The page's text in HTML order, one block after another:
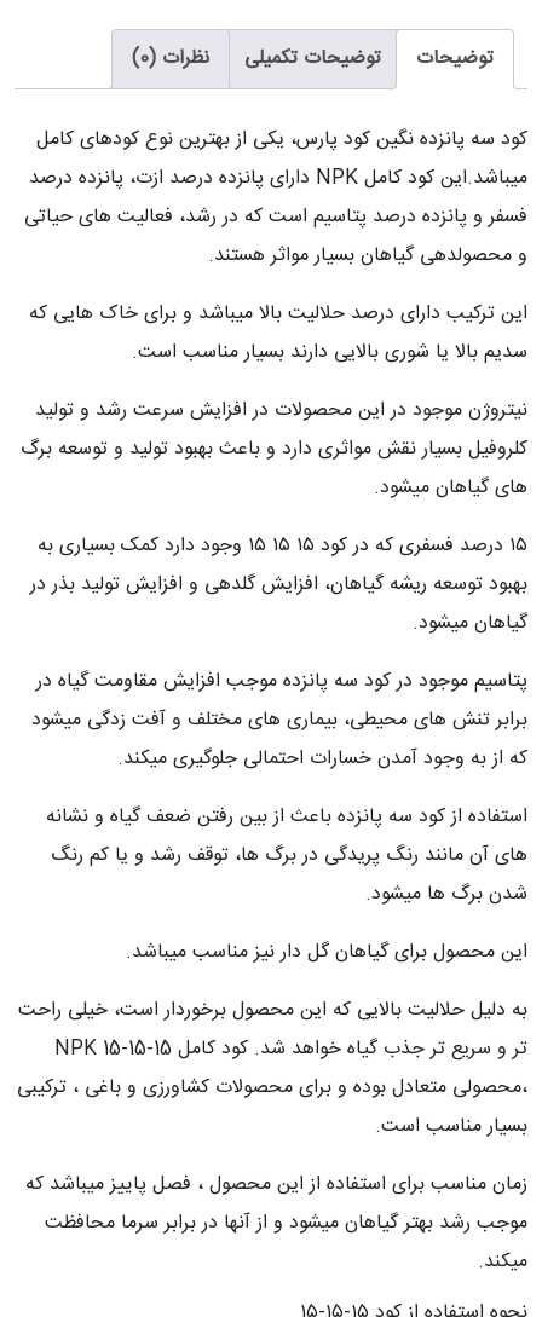
توضیحات توضیحات تکمیلی نظرات (0)
کود سه پانزده نگین کود پارس، یکی از بهترین نوع کودهای کامل
میباشد.این کود کامل NPK دارای پانزده درصد ازت، پانزده درصد
فسفر و پانزده درصد پتاسیم است که در رشد، فعالیت های حیاتی
و محصولدهی گیاهان بسیار مواثر هستند.
این ترکیب دارای درصد حلالیت بالا میباشد و برای خاک هایی که
سدیم بالا یا شوری بالایی دارند بسیار مناسب است.
نیتروژن موجود در این محصولات در افزایش سرعت رشد و تولید
کلروفیل بسیار نقش مواثری دارد و باعث بهبود تولید و توسعه برگ
های گیاهان میشود.
۱۵ درصد فسفری که در کود ۱۵ ۱۵ ۱۵ وجود دارد کمک بسیاری به
بهبود توسعه ریشه گیاهان، افزایش گلدهی و افزایش تولید بذر در
گیاهان میشود.
پتاسیم موجود در کود سه پانزده موجب افزایش مقاومت گیاه در
برابر تنش های محیطی، بیماری های مختلف و آفت زدگی میشود
که از به وجود آمدن خسارات احتمالی جلوگیری میکند.
استفاده از کود سه پانزده باعث از بین رفتن ضعف گیاه و نشانه
های آن مانند رنگ پریدگی در برگ ها، توقف رشد و یا کم رنگ
شدن برگ ها میشود.
این محصول برای گیاهان گل دار نیز مناسب میباشد.
به دلیل حلالیت بالایی که این محصول برخوردار است، خیلی راحت
تر و سریع تر جذب گیاه خواهد شد. کود کامل NPK 15-15-15
،محصولی متعادل بوده و برای محصولات کشاورزی و باغی ، ترکیبی
بسیار مناسب است.
زمان مناسب برای استفاده از این محصول ، فصل پاییز میباشد که
موجب رشد بهتر گیاهان میشود و از آنها در برابر سرما محافظت
میکند.